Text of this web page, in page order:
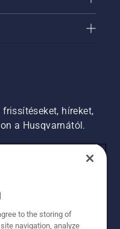
híreket,
a Husqvarnától.
to the storing of
navigation, analyze